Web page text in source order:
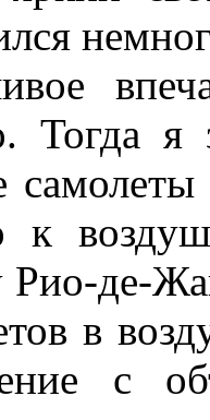
Тогда
к
де-
в
с